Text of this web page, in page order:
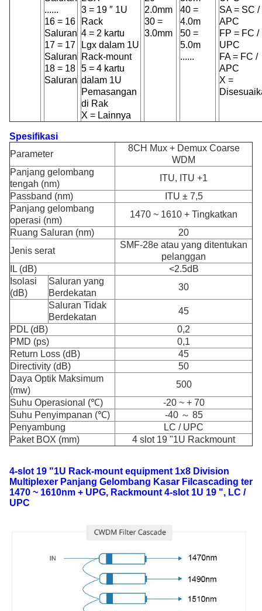
......
16 = 16
Saluran
17 = 17
Saluran
18 = 18
Saluran
3 = 19 ″ 1U
Rack
4 = 2 kartu
Lgx dalam 1U
Rack-mount
5 = 4 kartu
dalam 1U
Pemasangan
di Rak
X = Lainnya
2.0mm
30 =
3.0mm
40 =
4.0m
50 =
5.0m
......
SA = SC /
APC
FP = FC /
UPC
FA = FC /
APC
X =
Spesifikasi
Parameter
8CH Mux + Demux Coarse
WDM
Panjang gelombang
tengah (nm)
ITU, ITU +1
Passband (nm)
ITU ± 7,5
Panjang gelombang
operasi (nm)
1470 ~ 1610 + Tingkatkan
Ruang Saluran (nm)
20
Jenis serat
SMF-28e atau yang ditentukan
pelanggan
IL (dB)
<2.5dB
Isolasi
(dB)
Saluran yang
Berdekatan
30
Saluran Tidak
Berdekatan
45
PDL (dB)
0,2
PMD (ps)
0,1
Return Loss (dB)
45
Directivity (dB)
50
Daya Optik Maksimum
(mw)
500
Suhu Operasional (℃)
-20 ~ + 70
Suhu Penyimpanan (℃)
-40 ～ 85
Penyambung
LC / UPC
Paket BOX (mm)
4 slot 19 "1U Rackmount
4-slot 19 "1U Rack-mount equipment 1x8 Division
Multiplexer Panjang Gelombang Kasar Fil cascading ter
1470 ~ 1610nm + UPG, Rackmount 4-slot 1U 19 ", LC /
UPC